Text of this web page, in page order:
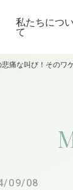
私たちについ
て
痛な叫び！そのワ
09/08